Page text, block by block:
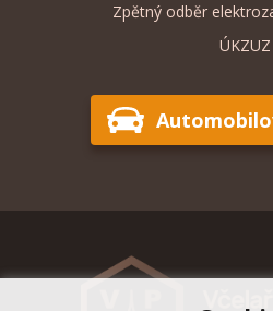
Zpětný odběr
ÚKZUZ